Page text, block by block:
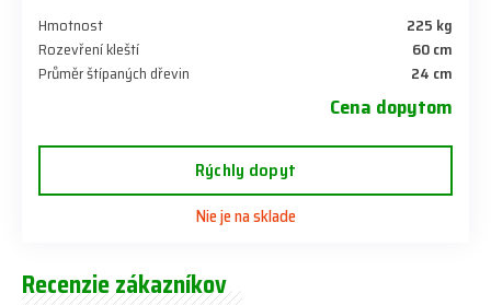
Hmotnost
225 kg
Rozevření kleští
60 cm
Průměr štípaných dřevin
24 cm
Cena dopytom
Rýchly dopyt
Nie je na sklade
Recenzie zákazníkov